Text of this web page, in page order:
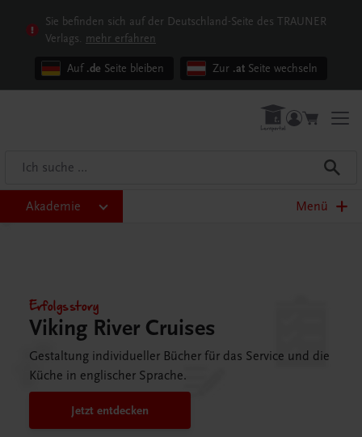
Sie befinden sich auf der Deutschland-Seite des TRAUNER
Verlags. mehr erfahren
Auf .de Seite bleiben Zur .at Seite wechseln
Akademie Menü
Erfolgsstory
Viking River Cruises
Gestaltung individueller Bücher für das Service und die
Küche in englischer Sprache.
Jetzt entdecken